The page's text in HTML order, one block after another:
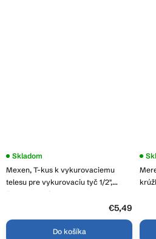
Mexen, T-kus k vykurovaciemu
telesu pre vykurovaciu tyč 1/2",
čierna matná, W906-000-70
Skladom
€5,49
Do košíka